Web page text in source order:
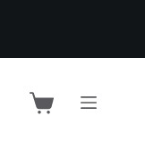
Shopping